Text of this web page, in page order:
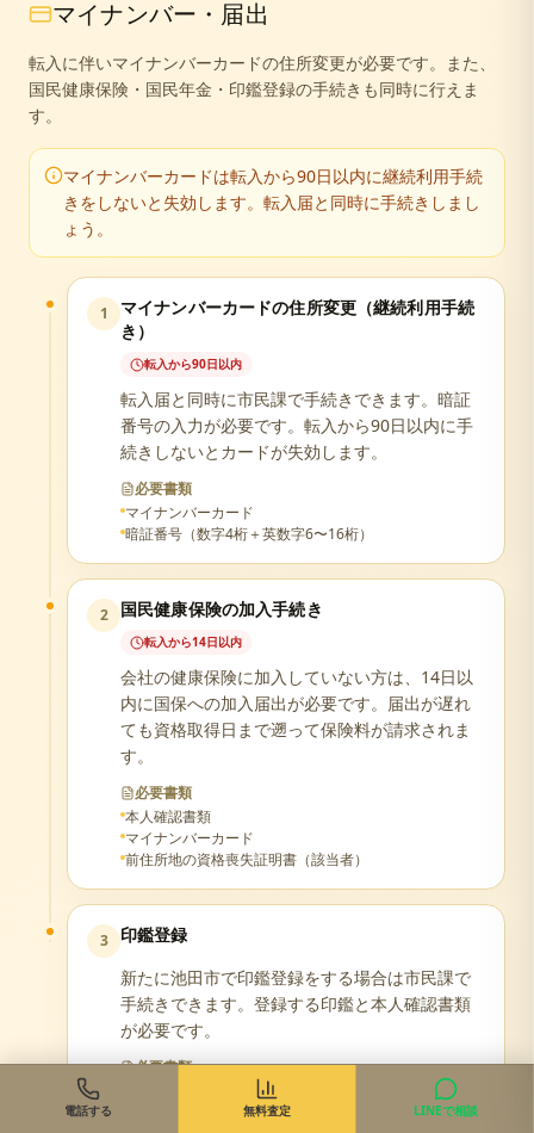
マイナンバー・届出
転入に伴いマイナンバーカードの住所変更が必要です。また、
国民健康保険・国民年金・印鑑登録の手続きも同時に行えま
す。
マイナンバーカードは転入から90日以内に継続利用手続
きをしないと失効します。転入届と同時に手続きしまし
ょう。
1
マイナンバーカードの住所変更（継続利用手続
き）
転入から90日以内
転入届と同時に市民課で手続きできます。暗証
番号の入力が必要です。転入から90日以内に手
続きしないとカードが失効します。
必要書類
マイナンバーカード
暗証番号（数字4桁＋英数字6〜16桁）
2 国民健康保険の加入手続き
転入から14日以内
会社の健康保険に加入していない方は、14日以
内に国保への加入届出が必要です。届出が遅れ
ても資格取得日まで遡って保険料が請求されま
す。
必要書類
本人確認書類
マイナンバーカード
前住所地の資格喪失証明書（該当者）
3 印鑑登録
新たに池田市で印鑑登録をする場合は市民課で
手続きできます。登録する印鑑と本人確認書類
が必要です。
必要書類
本人確認書類（運転免許証等）
電話する 無料査定 LINEで相談